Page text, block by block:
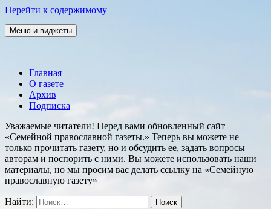
Перейти к содержимому
Семейная православная газета
Меню и виджеты
Главная
О газете
Архив
Подписка
Уважаемые читатели! Перед вами обновленный сайт
«Семейной православной газеты.» Теперь вы можете не
только прочитать газету, но и обсудить ее, задать вопросы
авторам и поспорить с ними. Вы можете использовать наши
материалы, но мы просим вас делать ссылку на «Семейную
православную газету»
Найти: